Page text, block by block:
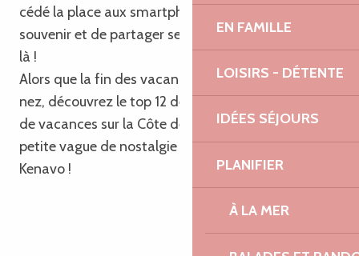
EN FAMILLE
LOISIRS - DÉTENTE
IDÉES SÉJOURS
PLANIFIER
À LA MER
cédé la place aux smartphones. Mais l’envie de se
souvenir et de partager ses vacances est toujours
là !
Alors que la fin des vacances pointe le bout de son
nez, découvrez le top 12 de vos plus belles photos
de vacances sur la Côte de Granit Rose. Pour une
petite vague de nostalgie made in Bretagne !
Kenavo !